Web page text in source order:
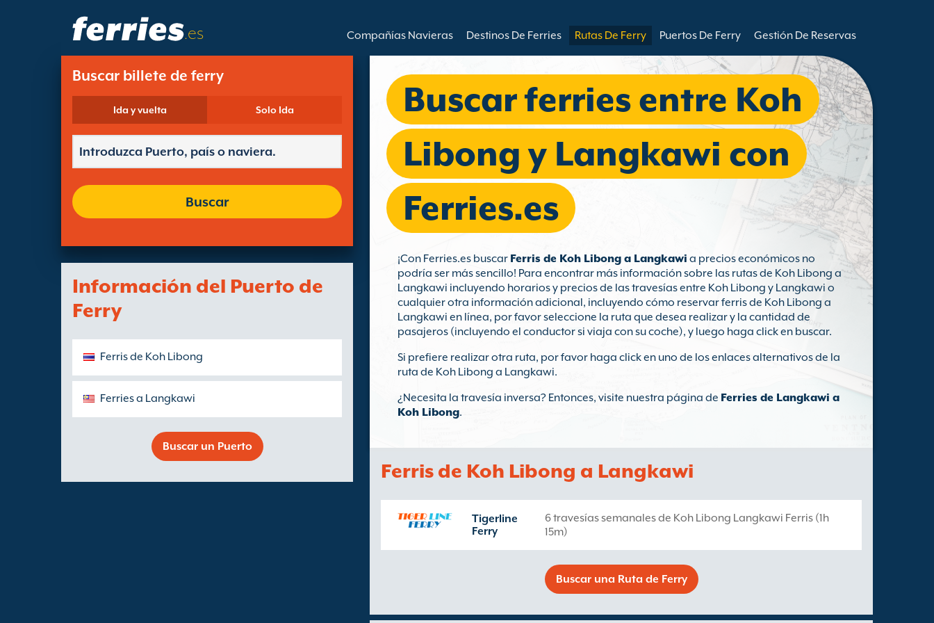
.es Compañías Navieras Destinos De Ferries Rutas De Ferry Puertos De Ferry Gestión De Reservas
Buscar billete de ferry
Ida y vuelta Solo Ida
Buscar
Información del Puerto de
Ferry
Ferris de Koh Libong
Ferries a Langkawi
Buscar un Puerto
Buscar ferries entre Koh
Libong y Langkawi con
Ferries.es
¡Con Ferries.es buscar Ferris de Koh Libong a Langkawi a precios económicos no
podría ser más sencillo! Para encontrar más información sobre las rutas de Koh Libong a
Langkawi incluyendo horarios y precios de las travesías entre Koh Libong y Langkawi o
cualquier otra información adicional, incluyendo cómo reservar ferris de Koh Libong a
Langkawi en línea, por favor seleccione la ruta que desea realizar y la cantidad de
pasajeros (incluyendo el conductor si viaja con su coche), y luego haga click en buscar.
Si prefiere realizar otra ruta, por favor haga click en uno de los enlaces alternativos de la
ruta de Koh Libong a Langkawi.
¿Necesita la travesía inversa? Entonces, visite nuestra página de Ferries de Langkawi a
Koh Libong.
Ferris de Koh Libong a Langkawi
Tigerline
Ferry
6 travesías semanales de Koh Libong Langkawi Ferris (1h
15m)
Buscar una Ruta de Ferry